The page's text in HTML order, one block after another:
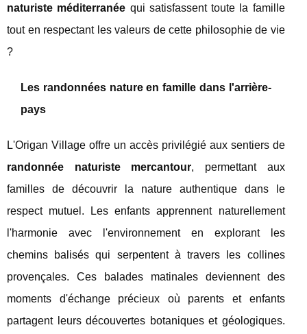
naturiste méditerranée qui satisfassent toute la famille
tout en respectant les valeurs de cette philosophie de vie
?
Les randonnées nature en famille dans l'arrière-
pays
L'Origan Village offre un accès privilégié aux sentiers de
randonnée naturiste mercantour, permettant aux
familles de découvrir la nature authentique dans le
respect mutuel. Les enfants apprennent naturellement
l'harmonie avec l'environnement en explorant les
chemins balisés qui serpentent à travers les collines
provençales. Ces balades matinales deviennent des
moments d'échange précieux où parents et enfants
partagent leurs découvertes botaniques et géologiques.